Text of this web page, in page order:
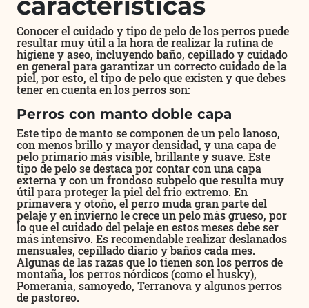
Conocer el cuidado y tipo de pelo de los perros puede
resultar muy útil a la hora de realizar la rutina de
higiene y aseo, incluyendo baño, cepillado y cuidado
en general para garantizar un correcto cuidado de la
piel, por esto, el tipo de pelo que existen y que debes
tener en cuenta en los perros son:
Perros con manto doble capa
Este tipo de manto se componen de un pelo lanoso,
con menos brillo y mayor densidad, y una capa de
pelo primario más visible, brillante y suave. Este
tipo de pelo se destaca por contar con una capa
externa y con un frondoso subpelo que resulta muy
útil para proteger la piel del frio extremo. En
primavera y otoño, el perro muda gran parte del
pelaje y en invierno le crece un pelo más grueso, por
lo que el cuidado del pelaje en estos meses debe ser
más intensivo. Es recomendable realizar deslanados
mensuales, cepillado diario y baños cada mes.
Algunas de las razas que lo tienen son los perros de
montaña, los perros nórdicos (como el husky),
Pomerania, samoyedo, Terranova y algunos perros
de pastoreo.